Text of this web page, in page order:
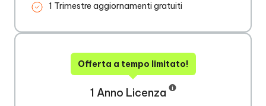
1 Trimestre aggiornamenti gratuiti
Offerta a tempo limitato!
1 Anno Licenza